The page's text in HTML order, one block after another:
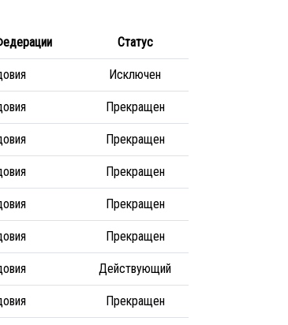
Статус
Исключен
Прекращен
Прекращен
Прекращен
Прекращен
Прекращен
Действующий
Прекращен